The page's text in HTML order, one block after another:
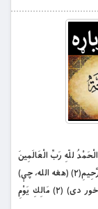
للّهِ رَبِّ الْعَالَمِينَ
(۱) ستاېنه يوازې د نړۍ پالونکي الله ته ده (۱) الرَّحْمنِ الرَّحِيمِ(۲) (هغه الله، چې)
لوراند او لورين دى (او عام او خاص رحمت يې پر ټولو خور دى) (۲) مَالِكِ يَوْمِ